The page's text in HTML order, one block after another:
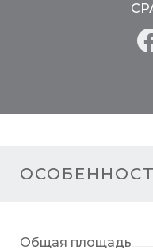
Общая площадь